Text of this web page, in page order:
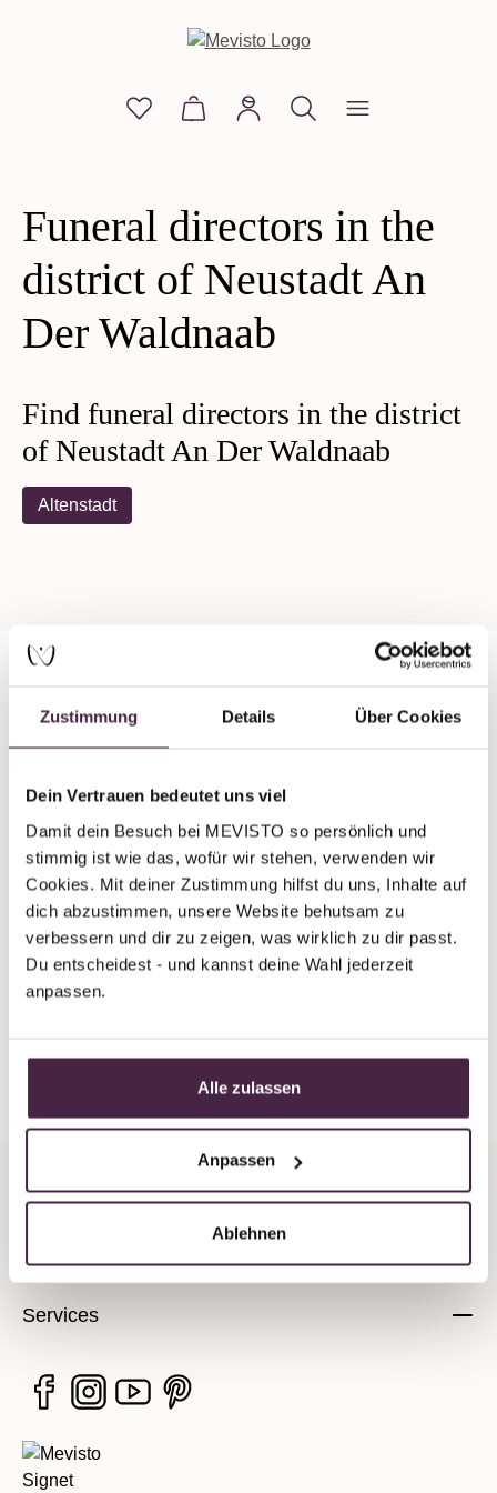
Zustimmung Details Über Cookies
Dein Vertrauen bedeutet uns viel
Damit dein Besuch bei MEVISTO so persönlich und
stimmig ist wie das, wofür wir stehen, verwenden wir
Cookies. Mit deiner Zustimmung hilfst du uns, Inhalte auf
dich abzustimmen, unsere Website behutsam zu
verbessern und dir zu zeigen, was wirklich zu dir passt.
Du entscheidest - und kannst deine Wahl jederzeit
anpassen.
Alle zulassen
Anpassen
Ablehnen
You have 0 wishlist items
Shopping cart contains 0 items.
Funeral directors in the
district of Neustadt An
Der Waldnaab
Find funeral directors in the district
of Neustadt An Der Waldnaab
Altenstadt
Mevisto partner
Human burial
Traueratelier - Bestattungen Gronauer
Schillerstraße 2
92665 Altenstadt
Germany
Send mail
Back to overview
Company
Legal information
Services